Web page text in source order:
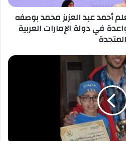
أحمد عبد العزيز محمد بوصفه
في دولة الإمارات العربية
المتحدة